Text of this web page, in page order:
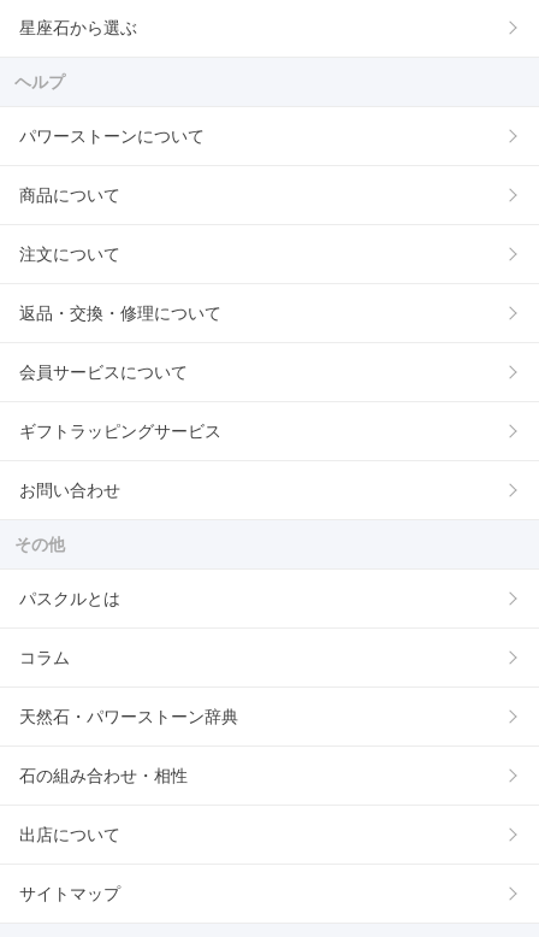
星座石から選ぶ
ヘルプ
パワーストーンについて
商品について
注文について
返品・交換・修理について
会員サービスについて
ギフトラッピングサービス
お問い合わせ
その他
パスクルとは
コラム
天然石・パワーストーン辞典
石の組み合わせ・相性
出店について
サイトマップ